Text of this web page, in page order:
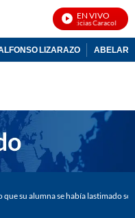
EN VIVO
Noticias Caracol En
LIZARAZO
que su alumna se había lastimado